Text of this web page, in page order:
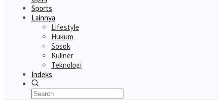
Sports
Lainnya
Lifestyle
Hukum
Sosok
Kuliner
Teknologi
Indeks